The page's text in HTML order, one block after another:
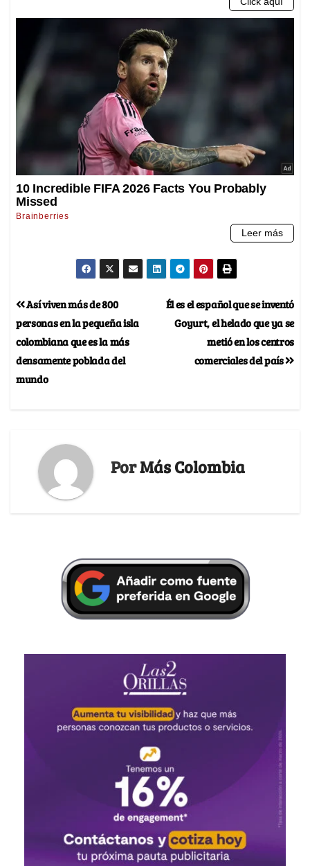
Él es el español que se inventó
Goyurt, el helado que ya se
metió en los centros
comerciales del país
Así viven más de 800
personas en la pequeña isla
colombiana que es la más
densamente poblada del
mundo
PorMás Colombia